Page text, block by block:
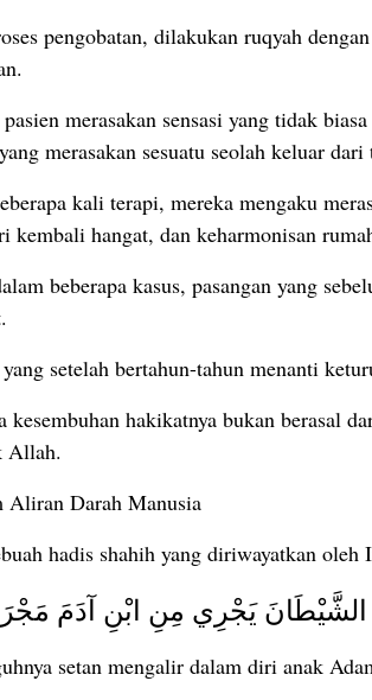
pengobatan, dilakukan ruqyah
merasakan sensasi yang tidak
merasakan sesuatu seolah keluar dari
kali terapi, mereka mengaku
kembali hangat, dan keharmonisan
beberapa kasus, pasangan yang
setelah bertahun-tahun menanti
kesembuhan hakikatnya bukan berasal
Allah.
Aliran Darah Manusia
يَجْرِي مِنِ ابْنِ آدَمَ
setan mengalir dalam diri anak